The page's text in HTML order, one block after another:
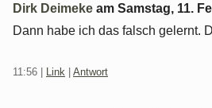
Dirk Deimeke am Samstag, 11.
Dann habe ich das falsch gelernt.
11:56 Link Antwort